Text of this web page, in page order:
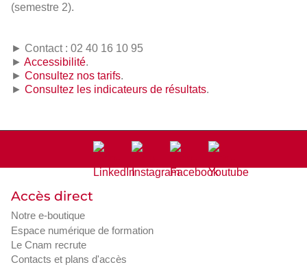
(semestre 2).
► Contact : 02 40 16 10 95
► Accessibilité.
► Consultez nos tarifs.
► Consultez les indicateurs de résultats.
Accès direct
Notre e-boutique
Espace numérique de formation
Le Cnam recrute
Contacts et plans d'accès